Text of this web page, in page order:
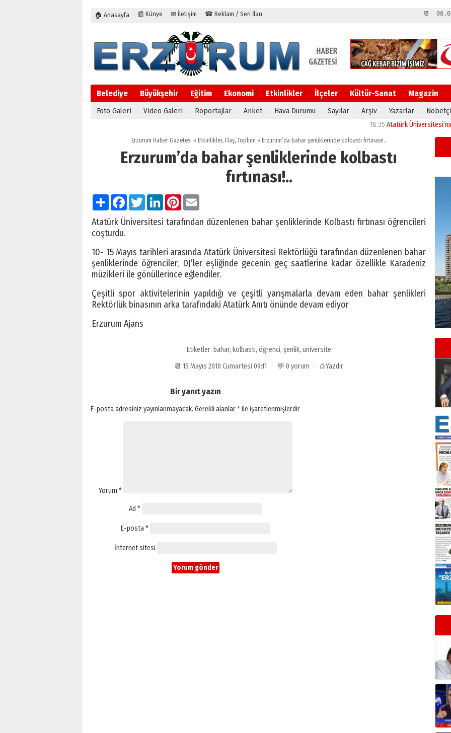
🏠 Anasayfa 📰 Künye ✉ İletişim ☎ Reklam / Seri İlan 📆
Belediye Büyükşehir Eğitim Ekonomi Etkinlikler İlçeler Kültür-Sanat Magazin
Foto Galeri Video Galeri Röportajlar Anket Hava Durumu Sayılar Arşiv Yazarlar
Atatürk Üniversitesi’nin
Erzurum Haber Gazetesi » Etkinlikler, Flaş,Toplum »Erzurum’da bahar şenliklerinde kolbastı fırtınası!..
Erzurum’da bahar şenliklerinde kolbastı
fırtınası!..
PaylaşFacebook
TwitterLinkedInPinterest
Atatürk Üniversitesi tarafından düzenlenen bahar şenliklerinde Kolbastı fırtınası öğrencileri
coşturdu.
10- 15 Mayıs tarihleri arasında Atatürk Üniversitesi Rektörlüğü tarafından düzenlenen bahar
şenliklerinde öğrenciler, DJ’ler eşliğinde gecenin geç saatlerine kadar özellikle Karadeniz
müzikleri ile gönüllerince eğlendiler.
Çeşitli spor aktivitelerinin yapıldığı ve çeşitli yarışmalarla devam eden bahar şenlikleri
Rektörlük binasının arka tarafındaki Atatürk Anıtı önünde devam ediyor
Erzurum Ajans
Etiketler: bahar, kolbastı, öğrenci, şenlik, universite
📆 15 Mayıs 2010 Cumartesi 09:11 · 💬 0 yorum · ⎙ Yazdır
Bir yanıt yazın
E-posta adresiniz yayınlanmayacak. Gerekli alanlar*ile işaretlenmişlerdir
Yorum *
Ad *
E-posta*
İnternet sitesi